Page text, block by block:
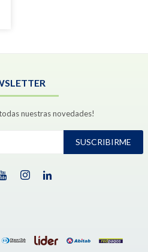
nuestras novedades!
SUSCRIBIRME
 